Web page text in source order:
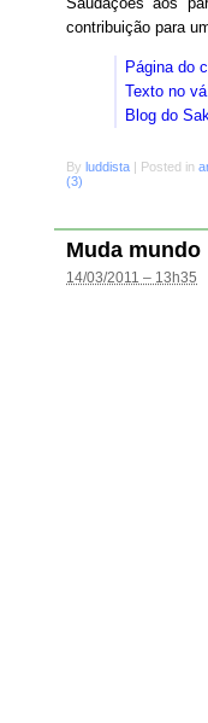
contribuição para
Página do
Texto no
Blog do
By luddista Posted in
(3)
Muda mundo
14/03/2011 – 13h35